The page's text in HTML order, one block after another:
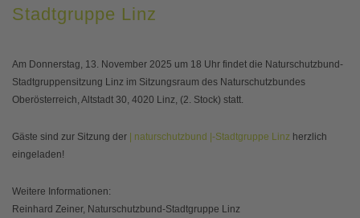
Stadtgruppe Linz
Am Donnerstag, 13. November 2025 um 18 Uhr findet die Naturschutzbund-
Stadtgruppensitzung Linz im Sitzungsraum des Naturschutzbundes
Oberösterreich, Altstadt 30, 4020 Linz, (2. Stock) statt.
Gäste sind zur Sitzung der | naturschutzbund |-Stadtgruppe Linz herzlich
eingeladen!
Weitere Informationen:
Reinhard Zeiner, Naturschutzbund-Stadtgruppe Linz